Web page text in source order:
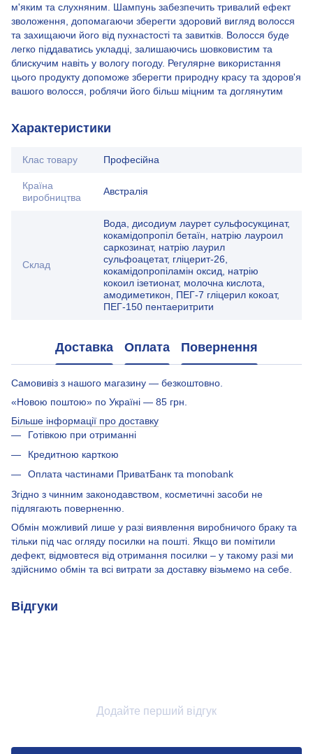
м'яким та слухняним. Шампунь забезпечить тривалий ефект
зволоження, допомагаючи зберегти здоровий вигляд волосся
та захищаючи його від пухнастості та завитків. Волосся буде
легко піддаватись укладці, залишаючись шовковистим та
блискучим навіть у вологу погоду. Регулярне використання
цього продукту допоможе зберегти природну красу та здоров'я
вашого волосся, роблячи його більш міцним та доглянутим
Характеристики
Клас товару Професійна
Країна
виробництва
Австралія
Склад
Вода, дисодиум лаурет сульфосукцинат,
кокамідопропіл бетаїн, натрію лауроил
саркозинат, натрію лаурил
сульфоацетат, гліцерит-26,
кокамідопропіламін оксид, натрію
кокоил ізетионат, молочна кислота,
амодиметикон, ПЕГ-7 гліцерил кокоат,
ПЕГ-150 пентаеритрити
Доставка Оплата Повернення
Самовивіз з нашого магазину — безкоштовно.
«Новою поштою» по Україні — 85 грн.
Більше інформації про доставку
Готівкою при отриманні
Кредитною карткою
Оплата частинами ПриватБанк та monobank
Згідно з чинним законодавством, косметичні засоби не
підлягають поверненню.
Обмін можливий лише у разі виявлення виробничого браку та
тільки під час огляду посилки на пошті. Якщо ви помітили
дефект, відмовтеся від отримання посилки – у такому разі ми
здійснимо обмін та всі витрати за доставку візьмемо на себе.
Відгуки
Додайте перший відгук